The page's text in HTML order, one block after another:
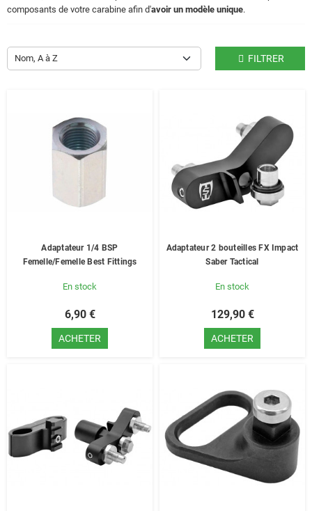
composants de votre carabine afin d'avoir un modèle unique.
Nom, A à Z FILTRER
Adaptateur 1/4 BSP
Femelle/Femelle Best Fittings
En stock
6,90 €
ACHETER
Adaptateur 2 bouteilles FX Impact
Saber Tactical
En stock
129,90 €
ACHETER